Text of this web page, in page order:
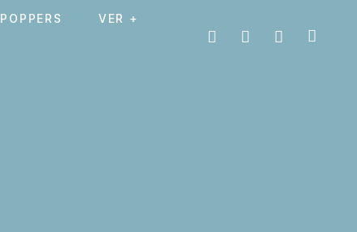
POPPERS VER +